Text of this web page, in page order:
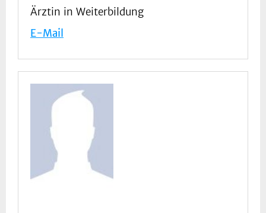
Ärztin in Weiterbildung
E-Mail